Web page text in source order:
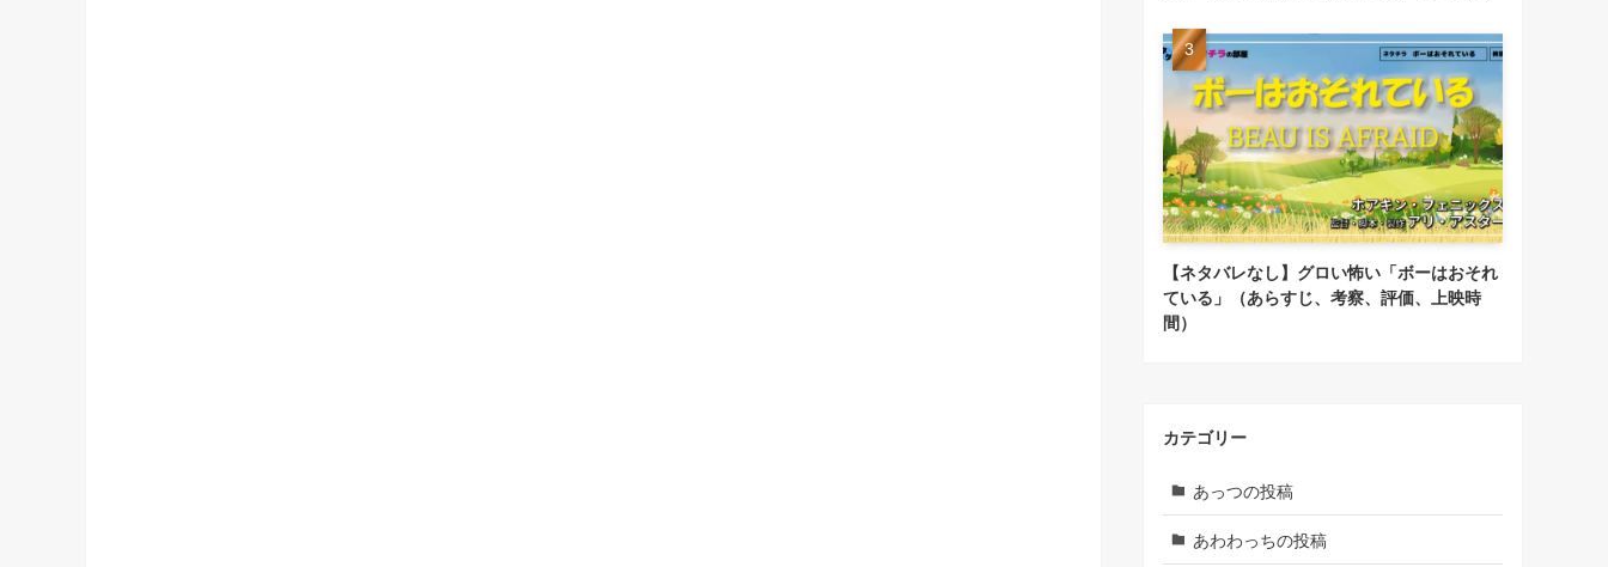
【ネタバレなし】グロい怖い「ボーはおそれ
ている」（あらすじ、考察、評価、上映時
間）
カテゴリー
あっつの投稿
あわわっちの投稿